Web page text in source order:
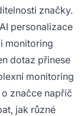
značky.
personalizace
monitoring
dotaz přinese
monitoring
značce napříč
jak různé